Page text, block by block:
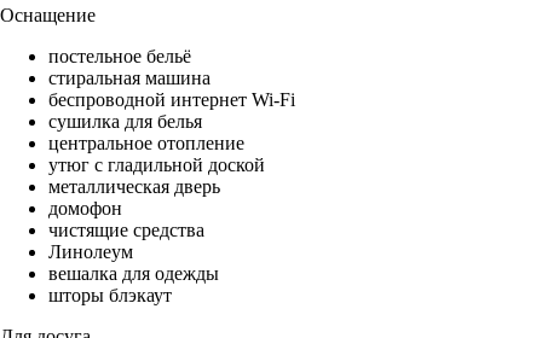
Оснащение
постельное бельё
стиральная машина
беспроводной интернет Wi-Fi
сушилка для белья
центральное отопление
утюг с гладильной доской
металлическая дверь
домофон
чистящие средства
Линолеум
вешалка для одежды
шторы блэкаут